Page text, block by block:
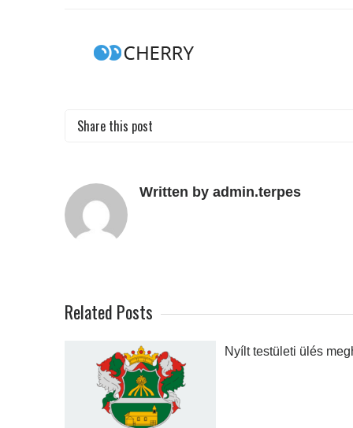
Share this post
Written by admin.terpes
Related Posts
Nyílt testületi ülés